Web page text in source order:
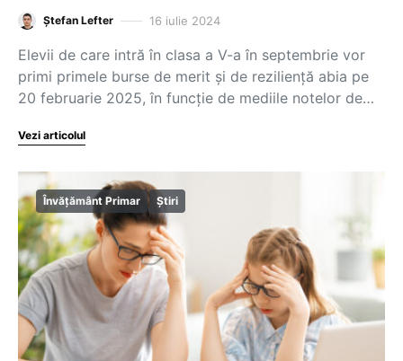
Ștefan Lefter 16 iulie 2024
Elevii de care intră în clasa a V-a în septembrie vor
primi primele burse de merit și de reziliență abia pe
20 februarie 2025, în funcție de mediile notelor de…
Vezi articolul
Învățământ Primar Știri